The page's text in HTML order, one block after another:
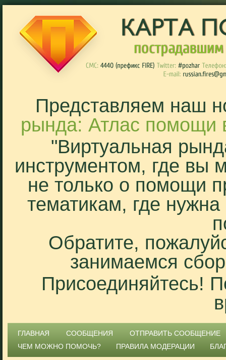
Представляем наш
рында: Атлас помощи
"Виртуальная
инструментом, где вы
не только о помощи
тематикам, где
Обратите,
занимаемся
Присоединяйтесь!
ГЛАВНАЯ СООБЩЕНИЯ
ОТПРАВИТЬ СООБЩЕНИЕ
ЧЕМ МОЖНО ПОМОЧЬ?
ПРАВИЛА МОДЕРАЦИИ